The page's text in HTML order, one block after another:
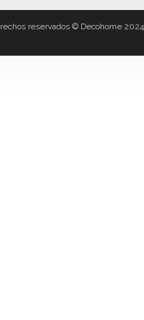
reservados © Decohome 2024